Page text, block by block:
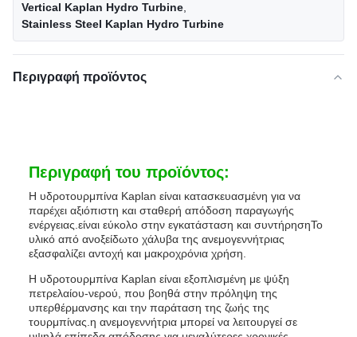
Vertical Kaplan Hydro Turbine
Stainless Steel Kaplan Hydro Turbine
Περιγραφή προϊόντος
Περιγραφή του προϊόντος:
Η υδροτουρμπίνα Kaplan είναι κατασκευασμένη για να
παρέχει αξιόπιστη και σταθερή απόδοση παραγωγής
ενέργειας.είναι εύκολο στην εγκατάσταση και συντήρησηΤο
υλικό από ανοξείδωτο χάλυβα της ανεμογεννήτριας
εξασφαλίζει αντοχή και μακροχρόνια χρήση.
Η υδροτουρμπίνα Kaplan είναι εξοπλισμένη με ψύξη
πετρελαίου-νερού, που βοηθά στην πρόληψη της
υπερθέρμανσης και την παράταση της ζωής της
τουρμπίνας.η ανεμογεννήτρια μπορεί να λειτουργεί σε